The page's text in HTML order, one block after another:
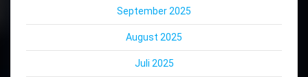
September 2025
August 2025
Juli 2025